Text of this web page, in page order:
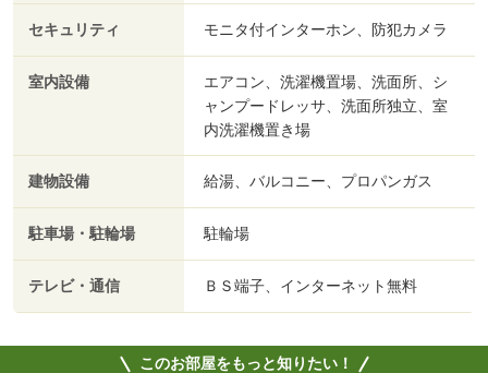
セキュリティ モニタ付インターホン、防犯カメラ
室内設備
エアコン、洗濯機置場、洗面所、シ
ャンプードレッサ、洗面所独立、室
内洗濯機置き場
建物設備 給湯、バルコニー、プロパンガス
駐車場・駐輪場 駐輪場
テレビ・通信 ＢＳ端子、インターネット無料
このお部屋をもっと知りたい！